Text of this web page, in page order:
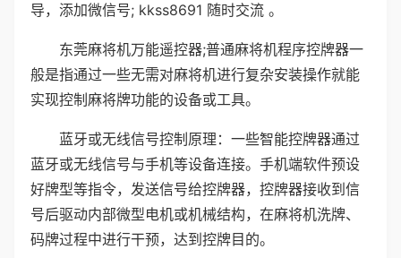
导，添加微信号; kkss8691 随时交流 。
东莞麻将机万能遥控器;普通麻将机程序控牌器一
般是指通过一些无需对麻将机进行复杂安装操作就能
实现控制麻将牌功能的设备或工具。
蓝牙或无线信号控制原理：一些智能控牌器通过
蓝牙或无线信号与手机等设备连接。手机端软件预设
好牌型等指令，发送信号给控牌器，控牌器接收到信
号后驱动内部微型电机或机械结构，在麻将机洗牌、
码牌过程中进行干预，达到控牌目的。